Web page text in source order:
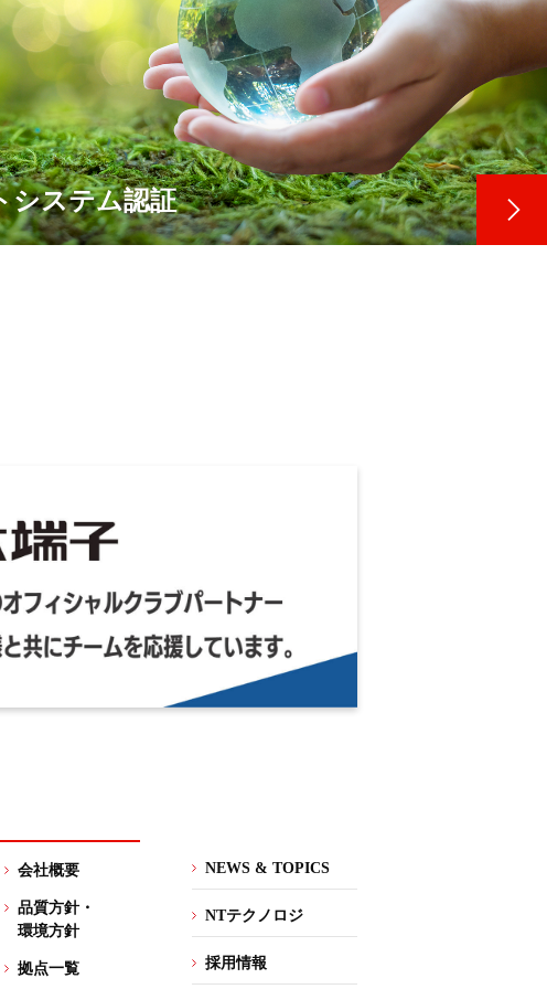
システム認証
会社概要
品質方針・
環境方針
拠点一覧
NEWS & TOPICS
NTテクノロジ
採用情報